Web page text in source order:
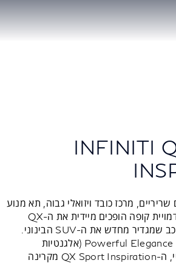
INFINITI
שריריים, מרכז כובד ויזואלי גבוה, תא מנוע
ארוך וצללית משופעת דמויית קופה הופכים מיידית את ה-QX
Sport Inspiration כרכב שמגדיר מחדש את ה-SUV הבינוני.
בהשראת שפת העיצוב Powerful Elegance (אלגנטיות
עוצמתית) של אינפיניטי, ה-QX Sport Inspiration מקרינה